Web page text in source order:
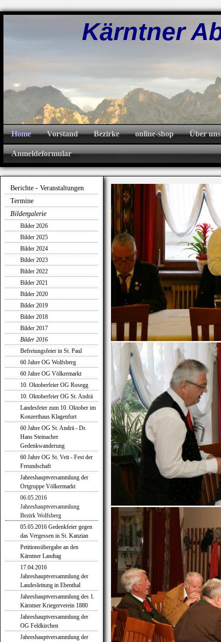
Kärntner
Home Vorstand Bezirke online-shop Über uns
Anmeldeformular
Berichte - Veranstaltungen
Termine
Bildergalerie
Bilder 2026
Bilder 2025
Bilder 2024
Bilder 2023
Bilder 2022
Bilder 2021
Bilder 2020
Bilder 2019
Bilder 2018
Bilder 2017
Bilder 2016
Befreiungsfeier in St. Paul
60 Jahre OG Wolfsberg
60 Jahre OG Völkermarkt
10. Oktoberfeier OG Rosegg
10. Oktoberfeier OG St. Andrä
Landesfeier zum 10. Oktober im
Konzerthaus Klagenfurt
60 Jahre OG St. Andrä - Dr.
Hans Steinacher
Gedenkwanderung
60 Jahre OG St. Veit - Fest der
Freundschaft
Jahreshauptversammlung der
Ortgruppe Völkermarkt
06.05.2016
Jahreshauptversammlung
Bezirk Wolfsberg
05.05.2016 Gedenkfeier gegen
das Vergessen in St. Kanzian
Petitionsübergabe an den
Kärntner Landtag
17.04.2016
Jahreshauptversammlung der
Landesleitung in Ebenthal
Jahreshauptversammlung des 1.
Kärntner Kriegerverein 1880
Jahreshauptversammlung der
OG Feldkirchen
Jahreshauptversammlung der